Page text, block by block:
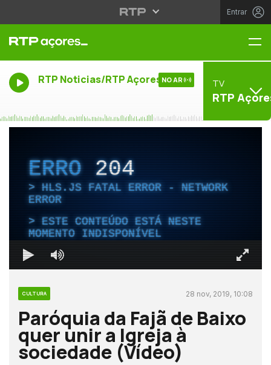
Entrar
RTP Noticias/RTP Açores NO AR TV
RTP
ERRO204
HLS.JS FATAL ERROR - NETWORK
ERROR
ESTE CONTEÚDO ESTÁ NESTE
MOMENTO INDISPONÍVEL
CULTURA 28 nov, 2019, 10:08
Paróquia da Fajã de Baixo
quer unir a Igreja à
sociedade (Vídeo)